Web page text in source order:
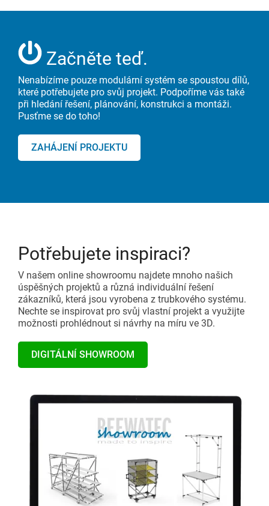
Začněte teď.
Nenabízíme pouze modulární systém se spoustou dílů,
které potřebujete pro svůj projekt. Podpoříme vás také
při hledání řešení, plánování, konstrukci a montáži.
Pusťme se do toho!
ZAHÁJENÍ PROJEKTU
Potřebujete inspiraci?
V našem online showroomu najdete mnoho našich
úspěšných projektů a různá individuální řešení
zákazníků, která jsou vyrobena z trubkového systému.
Nechte se inspirovat pro svůj vlastní projekt a využijte
možnosti prohlédnout si návrhy na míru ve 3D.
DIGITÁLNÍ SHOWROOM